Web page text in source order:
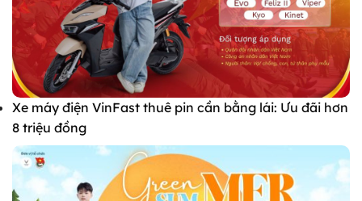
Xe máy điện VinFast thuê pin cần bằng lái: Ưu đãi hơn
8 triệu đồng